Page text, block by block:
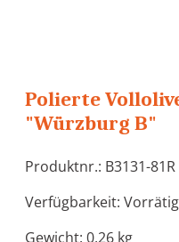
Polierte
"Würzburg B"
Produktnr.: B3131-81R
Verfügbarkeit: Vorrätig
Gewicht: 0,26 kg